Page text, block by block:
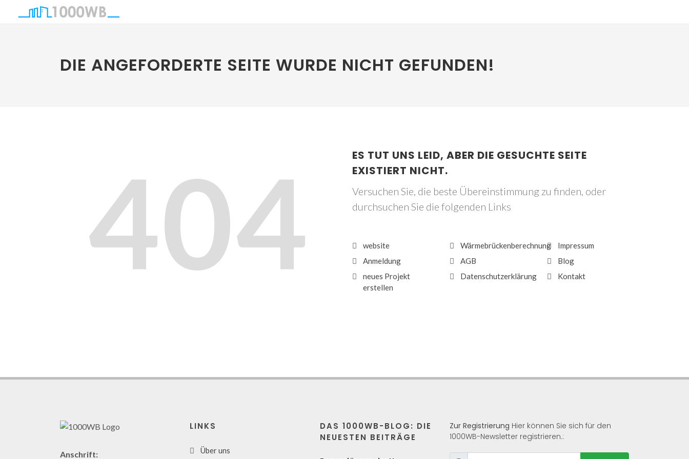
DIE ANGEFORDERTE SEITE WURDE NICHT GEFUNDEN!
404
ES TUT UNS LEID, ABER DIE GESUCHTE SEITE
EXISTIERT NICHT.
Versuchen Sie, die beste Übereinstimmung zu finden, oder
durchsuchen Sie die folgenden Links
website
Anmeldung
neues Projekt
erstellen
Wärmebrückenberechnung
AGB
Datenschutzerklärung
Impressum
Blog
Kontakt
Anschrift:
LINKS
Über uns
DAS 1000WB-BLOG: DIE
NEUESTEN BEITRÄGE
Zur Registrierung Hier können Sie sich für den
1000WB-Newsletter registrieren.: